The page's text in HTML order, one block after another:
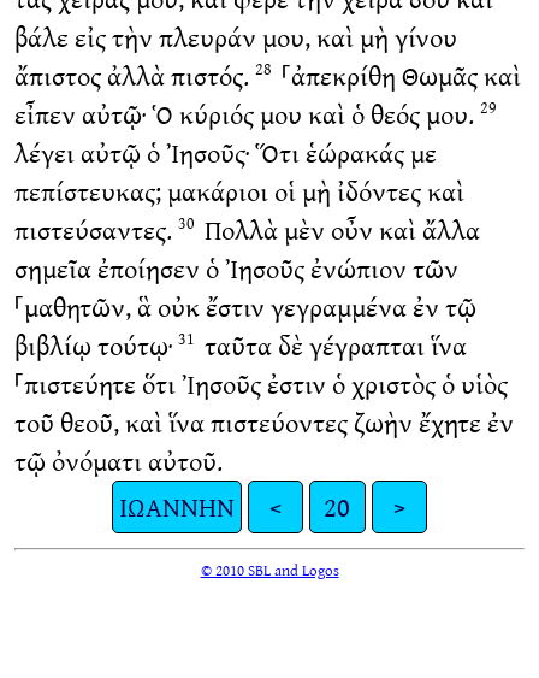
βάλε εἰς τὴν πλευράν μου, καὶ μὴ γίνου
ἄπιστος ἀλλὰ πιστός. 28 ⸀ἀπεκρίθη Θωμᾶς καὶ
εἶπεν αὐτῷ· Ὁ κύριός μου καὶ ὁ θεός μου. 29
λέγει αὐτῷ ὁ Ἰησοῦς· Ὅτι ἑώρακάς με
πεπίστευκας; μακάριοι οἱ μὴ ἰδόντες καὶ
πιστεύσαντες. 30 Πολλὰ μὲν οὖν καὶ ἄλλα
σημεῖα ἐποίησεν ὁ Ἰησοῦς ἐνώπιον τῶν
⸀μαθητῶν, ἃ οὐκ ἔστιν γεγραμμένα ἐν τῷ
βιβλίῳ τούτῳ· 31 ταῦτα δὲ γέγραπται ἵνα
⸀πιστεύητε ὅτι Ἰησοῦς ἐστιν ὁ χριστὸς ὁ υἱὸς
τοῦ θεοῦ, καὶ ἵνα πιστεύοντες ζωὴν ἔχητε ἐν
τῷ ὀνόματι αὐτοῦ.
ΙΩΑΝΝΗΝ
< 20 >
© 2010 SBL and Logos